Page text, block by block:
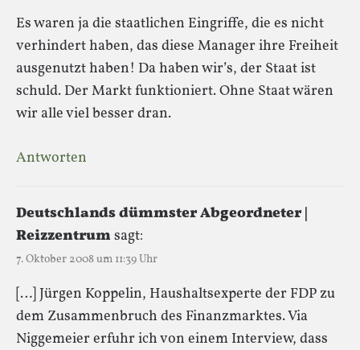
Es waren ja die staatlichen Eingriffe, die es nicht
verhindert haben, das diese Manager ihre Freiheit
ausgenutzt haben! Da haben wir’s, der Staat ist
schuld. Der Markt funktioniert. Ohne Staat wären
wir alle viel besser dran.
Antworten
Deutschlands dümmster Abgeordneter |
Reizzentrumsagt:
7. Oktober 2008 um 11:39 Uhr
[…] Jürgen Koppelin, Haushaltsexperte der FDP zu
dem Zusammenbruch des Finanzmarktes. Via
Niggemeier erfuhr ich von einem Interview, dass